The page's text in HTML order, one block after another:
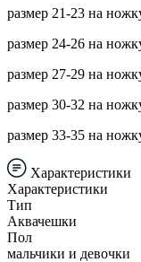
размер 21-23 на
размер 24-26 на
размер 27-29 на
размер 30-32 на
размер 33-35 на
Характеристики
Характеристики
Тип
Аквачешки
Пол
мальчики и девочки